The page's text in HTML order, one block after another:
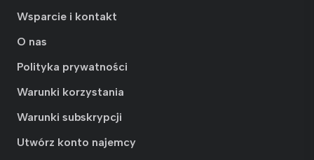
Wsparcie i kontakt
O nas
Polityka prywatności
Warunki korzystania
Warunki subskrypcji
Utwórz konto najemcy